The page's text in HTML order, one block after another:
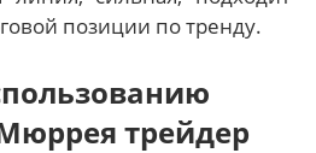
позиции по тренду.
трейдер